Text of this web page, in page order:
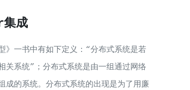
成
》一书中有如下定义：“分布式系统是若
关系统”；分布式系统是由一组通过网络
成的系统。分布式系统的出现是为了用廉